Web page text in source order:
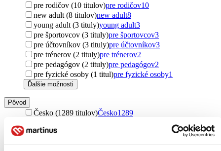
pre rodičov (10 titulov)pre rodičov10
new adult (8 titulov)new adult8
young adult (3 tituly)young adult3
pre športovcov (3 tituly)pre športovcov3
pre účtovníkov (3 tituly)pre účtovníkov3
pre trénerov (2 tituly)pre trénerov2
pre pedagógov (2 tituly)pre pedagógov2
pre fyzické osoby (1 titul)pre fyzické osoby1
Ďalšie možnosti
Pôvod
Česko (1289 titulov)Česko1289
zahraničný (227 titulov)